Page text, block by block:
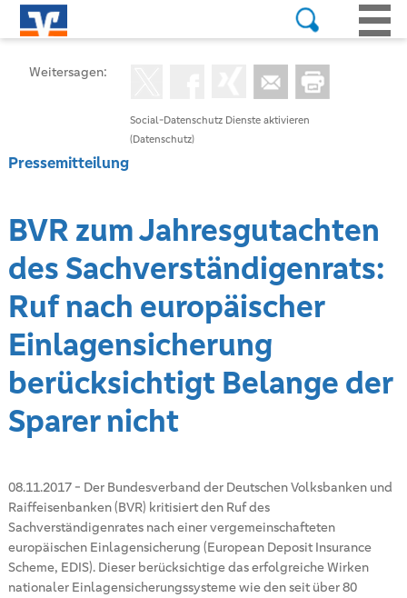
Social-Datenschutz Dienste aktivieren
(Datenschutz)
Weitersagen:
Pressemitteilung
BVR zum Jahresgutachten
des Sachverständigenrats:
Ruf nach europäischer
Einlagensicherung
berücksichtigt Belange der
Sparer nicht
08.11.2017- Der Bundesverband der Deutschen Volksbanken und
Raiffeisenbanken (BVR) kritisiert den Ruf des
Sachverständigenrates nach einer vergemeinschafteten
europäischen Einlagensicherung (European Deposit Insurance
Scheme, EDIS). Dieser berücksichtige das erfolgreiche Wirken
nationaler Einlagensicherungssysteme wie den seit über 80